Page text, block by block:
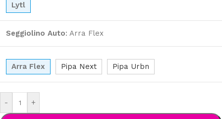
Lytl
Seggiolino Auto: Arra Flex
Arra Flex Pipa Next Pipa Urbn
- +